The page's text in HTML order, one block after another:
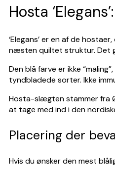
Hosta
‘Elegans’ er en af de
næsten quiltet struktur. Det
Den blå farve er ikke
tyndbladede sorter. Ikke
Hosta-slægten stammer fra
at tage med ind i den
Placering der
Hvis du ønsker den mest